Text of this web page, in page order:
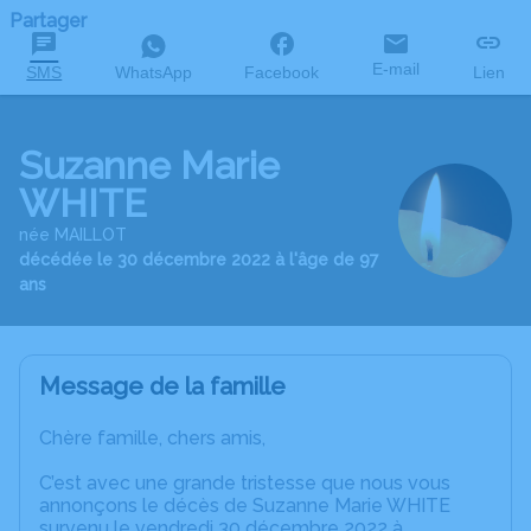
Partager
SMS WhatsApp Facebook E-mail Lien
Suzanne Marie
WHITE
née MAILLOT
décédée le 30 décembre 2022 à l'âge de 97
ans
Message de la famille
Chère famille, chers amis,
C’est avec une grande tristesse que nous vous
annonçons le décès de Suzanne Marie WHITE